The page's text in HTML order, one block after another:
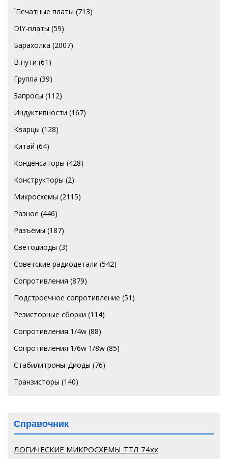
`Печатные платы (713)
DIY-платы (59)
Барахолка (2007)
В пути (61)
Группа (39)
Запросы (112)
Индуктивности (167)
Кварцы (128)
Китай (64)
Конденсаторы (428)
Конструкторы (2)
Микросхемы (2115)
Разное (446)
Разъёмы (187)
Светодиоды (3)
Советские радиодетали (542)
Сопротивления (879)
Подстроечное сопротивление (51)
Резисторные сборки (114)
Сопротивления 1/4w (88)
Сопротивления 1/6w 1/8w (85)
Стабилитроны-Диоды (76)
Транзисторы (140)
Справочник
ЛОГИЧЕСКИЕ МИКРОСХЕМЫ ТТЛ 74хх